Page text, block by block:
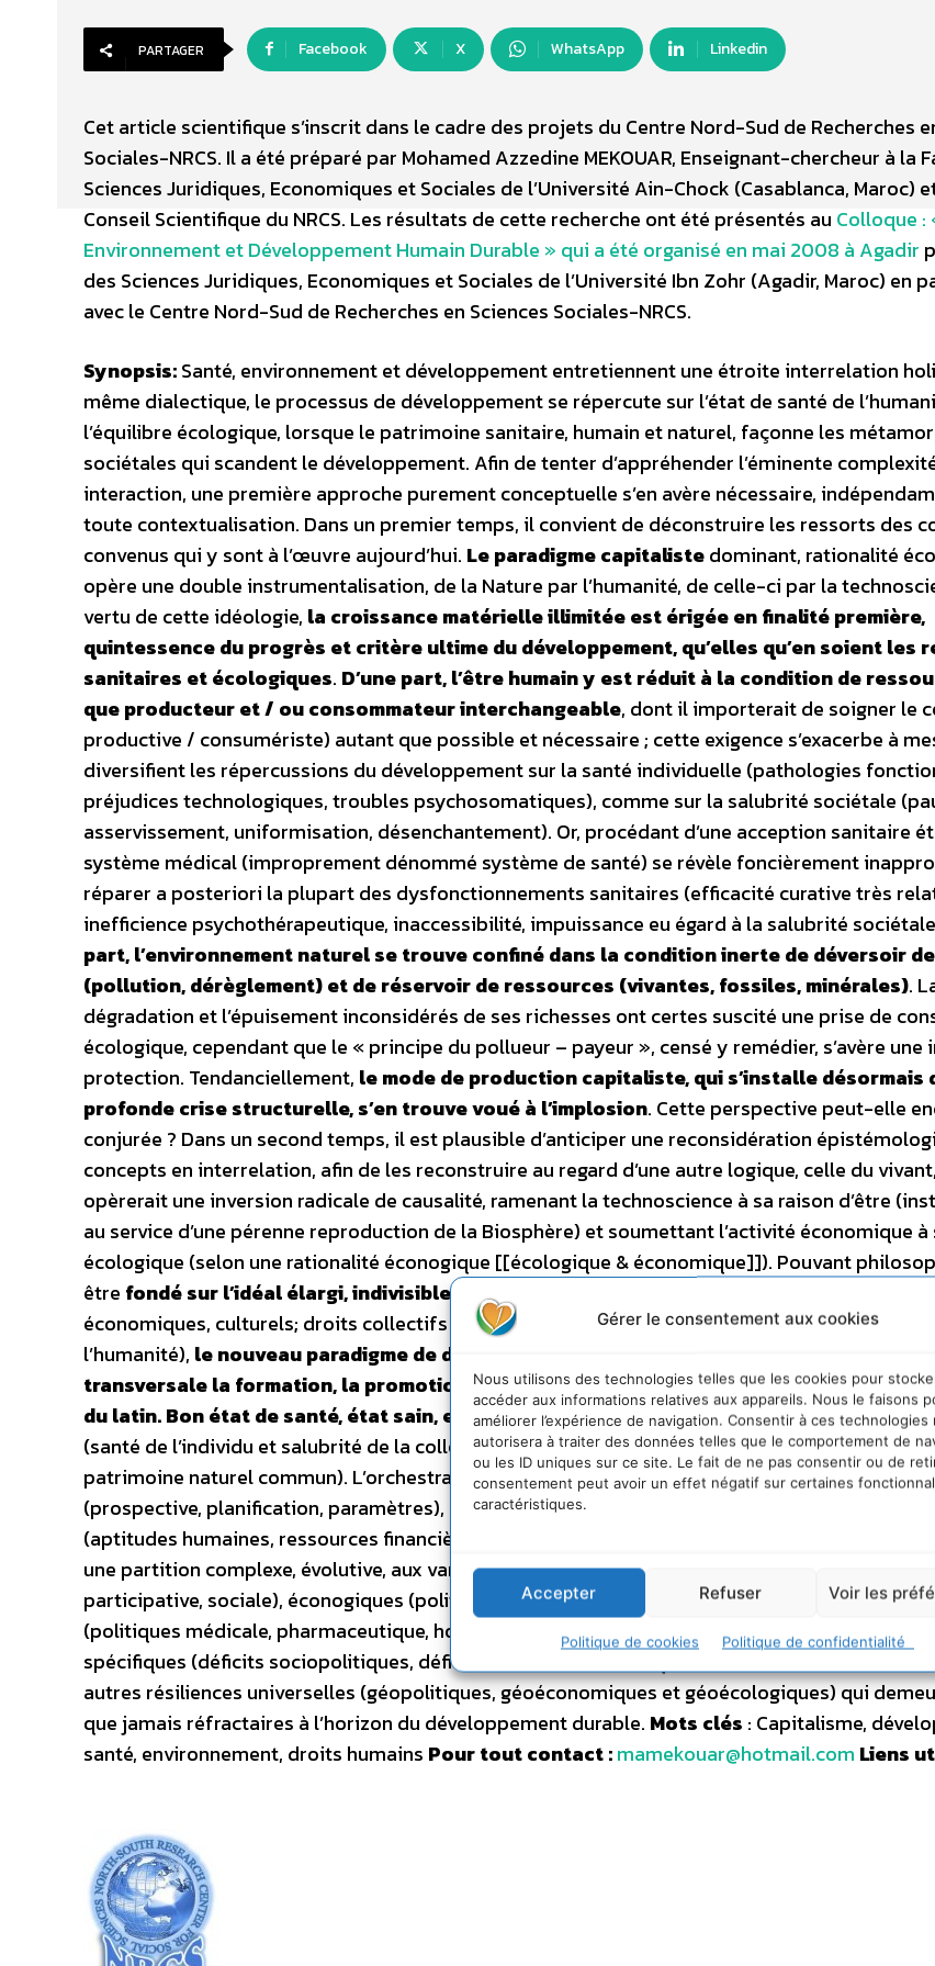
Gérer le consentement aux cookies
Nous utilisons des technologies telles que les cookies pour
accéder aux informations relatives aux appareils. Nous le faisons
améliorer l’expérience de navigation. Consentir à ces technologies
autorisera à traiter des données telles que le comportement de
ou les ID uniques sur ce site. Le fait de ne pas consentir ou de
consentement peut avoir un effet négatif sur certaines
caractéristiques.
Accepter Refuser Voir les
Politique de cookies Politique de confidentialité
PARTAGER Facebook X WhatsApp Linkedin
Cet article scientifique s’inscrit dans le cadre des projets du Centre Nord-Sud de Recherches
Sociales-NRCS. Il a été préparé par Mohamed Azzedine MEKOUAR, Enseignant-chercheur à la
Sciences Juridiques, Economiques et Sociales de l’Université Ain-Chock (Casablanca, Maroc)
Conseil Scientifique du NRCS. Les résultats de cette recherche ont été présentés au Colloque :
Environnement et Développement Humain Durable » qui a été organisé en mai 2008 à Agadir
des Sciences Juridiques, Economiques et Sociales de l’Université Ibn Zohr (Agadir, Maroc) en
avec le Centre Nord-Sud de Recherches en Sciences Sociales-NRCS.
Synopsis:Santé, environnement et développement entretiennent une étroite interrelation
même dialectique, le processus de développement se répercute sur l’état de santé de
l’équilibre écologique, lorsque le patrimoine sanitaire, humain et naturel, façonne les
sociétales qui scandent le développement. Afin de tenter d’appréhender l’éminente
interaction, une première approche purement conceptuelle s’en avère nécessaire,
toute contextualisation. Dans un premier temps, il convient de déconstruire les ressorts des
convenus qui y sont à l’œuvre aujourd’hui. Le paradigme capitalistedominant, rationalité
opère une double instrumentalisation, de la Nature par l’humanité, de celle-ci par la
vertu de cette idéologie, la croissance matérielle illimitée est érigée en finalité première,
quintessence du progrès et critère ultime du développement, qu’elles qu’en soient les
sanitaires et écologiques. D’une part, l’être humain y est réduit à la condition de
que producteur et / ou consommateur interchangeable, dont il importerait de soigner le
productive / consumériste) autant que possible et nécessaire ; cette exigence s’exacerbe à
diversifient les répercussions du développement sur la santé individuelle (pathologies
préjudices technologiques, troubles psychosomatiques), comme sur la salubrité sociétale
asservissement, uniformisation, désenchantement). Or, procédant d’une acception sanitaire
système médical (improprement dénommé système de santé) se révèle foncièrement
réparer a posteriori la plupart des dysfonctionnements sanitaires (efficacité curative très
inefficience psychothérapeutique, inaccessibilité, impuissance eu égard à la salubrité
part, l’environnement naturel se trouve confiné dans la condition inerte de déversoir
(pollution, dérèglement) et de réservoir de ressources (vivantes, fossiles, minérales).
dégradation et l’épuisement inconsidérés de ses richesses ont certes suscité une prise de
écologique, cependant que le « principe du pollueur – payeur », censé y remédier, s’avère une
protection. Tendanciellement, le mode de production capitaliste, qui s’installe désormais
profonde crise structurelle, s’en trouve voué à l’implosion. Cette perspective peut-elle
conjurée ? Dans un second temps, il est plausible d’anticiper une reconsidération
concepts en interrelation, afin de les reconstruire au regard d’une autre logique, celle du
opèrerait une inversion radicale de causalité, ramenant la technoscience à sa raison d’être
au service d’une pérenne reproduction de la Biosphère) et soumettant l’activité économique à
écologique (selon une rationalité éconogique [[écologique & économique]]). Pouvant
être fondé sur l’idéal élargi, indivisible, des droits humains
(droits individuels : civils,
économiques, culturels; droits collectifs : paix, développement, environnement, Patrimoine
l’humanité), le nouveau paradigme de développement durable se donne alors pour finalité
transversale la formation, la promotion et la préservation a priori de la sanité[[Sanité :
du latin. Bon état de santé, état sain, en parlant du corps ou de l’esprit.]] intégrale,à la
(santé de l’individu et salubrité de la collectivité)et écologique(assainissement et
patrimoine naturel commun). L’orchestration de cette dialectique requiert simultanément un
(prospective, planification, paramètres), des interprètes (Etat, organisations, citoyens), des
(aptitudes humaines, ressources financières, maîtrise technoscientifique), susceptibles de
une partition complexe, évolutive, aux variations tant socioculturelles (politiques
participative, sociale), éconogiques (politiques rurale, urbaine, énergétique) que
(politiques médicale, pharmaceutique, hospitalière). Toutefois, force est de compter avec les
spécifiques (déficits sociopolitiques, déficiences socioéconomiques, excroissances
autres résiliences universelles (géopolitiques, géoéconomiques et géoécologiques) qui
que jamais réfractaires à l’horizon du développement durable. Mots clés : Capitalisme,
santé, environnement, droits humains Pour tout contact :mamekouar@hotmail.com Liens